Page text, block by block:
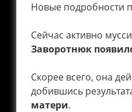
Новые подробности
Сейчас активно
Заворотнюк
Скорее всего, она
добившись
матери.